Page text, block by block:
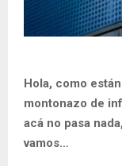
Hola, como
montonazo de
acá no pasa
vamos…